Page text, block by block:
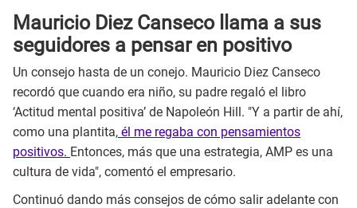
Mauricio Diez Canseco llama a sus
seguidores a pensar en positivo
Un consejo hasta de un conejo. Mauricio Diez Canseco
recordó que cuando era niño, su padre regaló el libro
‘Actitud mental positiva’ de Napoleón Hill. "Y a partir de ahí,
como una plantita, él me regaba con pensamientos
positivos. Entonces, más que una estrategia, AMP es una
cultura de vida", comentó el empresario.
Continuó dando más consejos de cómo salir adelante con